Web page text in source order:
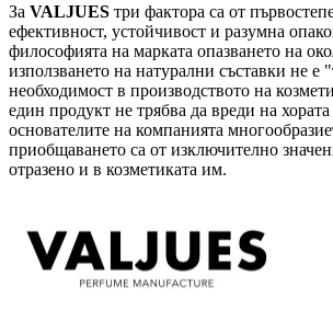
За VALJUES три фактора са от
ефективност, устойчивост и разумна
философията на марката опазването на
използването на натурални съставки не е
необходимост в производството на
един продукт не трябва да вреди на
основателите на компанията
приобщаването са от изключително
отразено и в козметиката им.